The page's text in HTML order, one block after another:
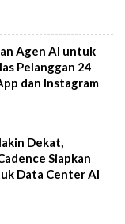
Agen AI untuk
Pelanggan 24
dan Instagram
Dekat,
Siapkan
Data Center AI